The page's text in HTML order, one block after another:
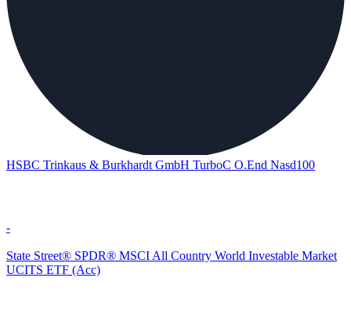
HSBC Trinkaus & Burkhardt GmbH TurboC O.End Nasd100
-
State Street® SPDR® MSCI All Country World Investable Market
UCITS ETF (Acc)